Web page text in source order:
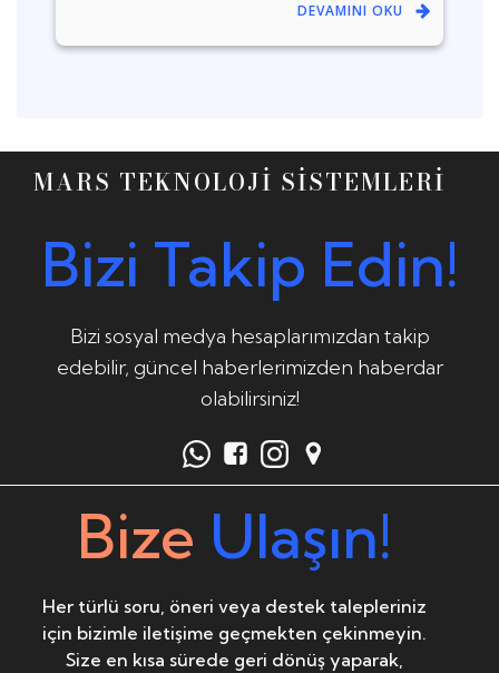
DEVAMINI OKU
MARS TEKNOLOJİ SİSTEMLERİ
Bizi Takip Edin!
Bizi sosyal medya hesaplarımızdan takip
edebilir, güncel haberlerimizden haberdar
olabilirsiniz!
Bize Ulaşın!
Her türlü soru, öneri veya destek talepleriniz
için bizimle iletişime geçmekten çekinmeyin.
Size en kısa sürede geri dönüş yaparak,